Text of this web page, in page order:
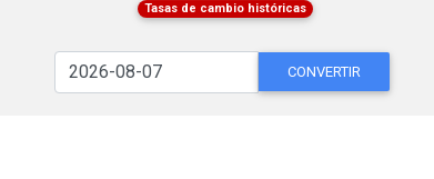
Tasas de cambio históricas
CONVERTIR